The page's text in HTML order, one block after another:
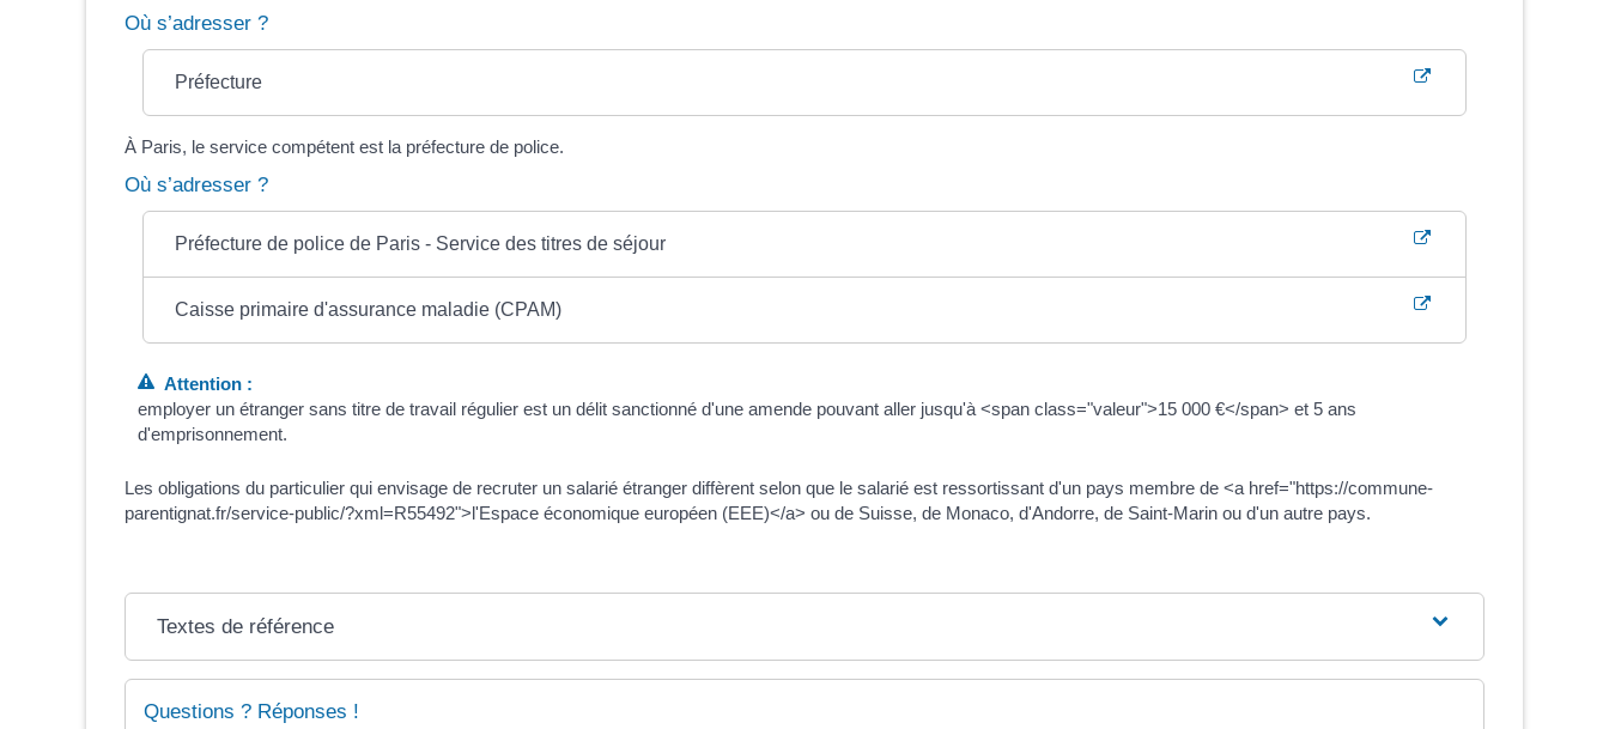
Où s’adresser ?
Préfecture
À Paris, le service compétent est la préfecture de police.
Où s’adresser ?
Préfecture de police de Paris - Service des titres de séjour
Caisse primaire d'assurance maladie (CPAM)
Attention :
employer un étranger sans titre de travail régulier est un délit sanctionné d'une amende pouvant aller jusqu'à <span class="valeur">15 000 €</span> et 5 ans
d'emprisonnement.
Les obligations du particulier qui envisage de recruter un salarié étranger diffèrent selon que le salarié est ressortissant d'un pays membre de <a href="https://commune-
parentignat.fr/service-public/?xml=R55492">l'Espace économique européen (EEE)</a> ou de Suisse, de Monaco, d'Andorre, de Saint-Marin ou d'un autre pays.
Textes de référence
Questions ? Réponses !